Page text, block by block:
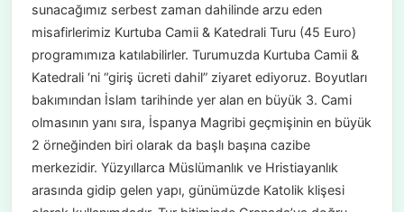
sunacağımız serbest zaman dahilinde arzu eden
misafirlerimiz Kurtuba Camii & Katedrali Turu (45 Euro)
programımıza katılabilirler. Turumuzda Kurtuba Camii &
Katedrali ‘ni “giriş ücreti dahil” ziyaret ediyoruz. Boyutları
bakımından İslam tarihinde yer alan en büyük 3. Cami
olmasının yanı sıra, İspanya Magribi geçmişinin en büyük
2 örneğinden biri olarak da başlı başına cazibe
merkezidir. Yüzyıllarca Müslümanlık ve Hristiayanlık
arasında gidip gelen yapı, günümüzde Katolik klişesi